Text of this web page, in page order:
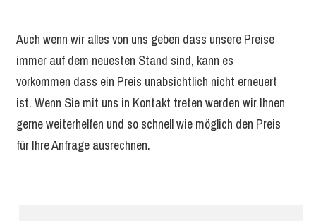
Auch wenn wir alles von uns geben dass unsere Preise
immer auf dem neuesten Stand sind, kann es
vorkommen dass ein Preis unabsichtlich nicht erneuert
ist. Wenn Sie mit uns in Kontakt treten werden wir Ihnen
gerne weiterhelfen und so schnell wie möglich den Preis
für Ihre Anfrage ausrechnen.